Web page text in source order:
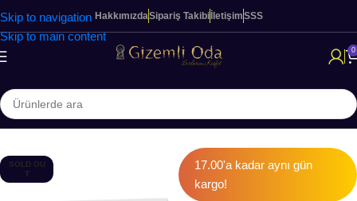
Skip to navigation
Skip to main content
HakkımızdaSipariş Takibi İletişimSSS
0
Ana Sayfa KADINLARA ÖZEL ÜRÜNLER Modern Vibratörler
SOLD OU
T
17.00'a kadar aynı gün
kargo!